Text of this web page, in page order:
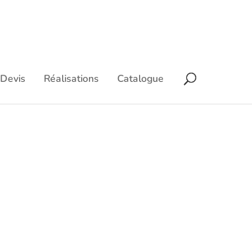
Devis Réalisations Catalogue